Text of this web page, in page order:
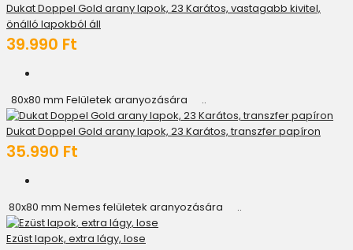
Dukat Doppel Gold arany lapok, 23 Karátos, vastagabb kivitel,
önálló lapokból áll
39.990 Ft
80x80 mm Felületek aranyozására ..
Dukat Doppel Gold arany lapok, 23 Karátos, transzfer papíron
35.990 Ft
80x80 mm Nemes felületek aranyozására ..
Ezüst lapok, extra lágy, lose